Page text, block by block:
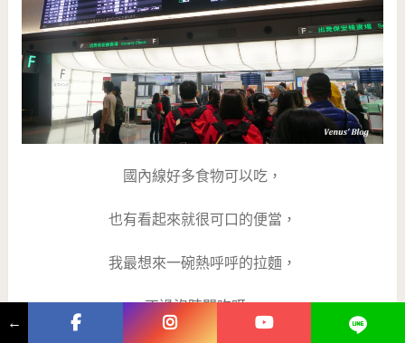
國內線好多食物可以吃，
也有看起來就很可口的便當，
我最想來一碗熱呼呼的拉麵，
不過沒時間吃呀。
←